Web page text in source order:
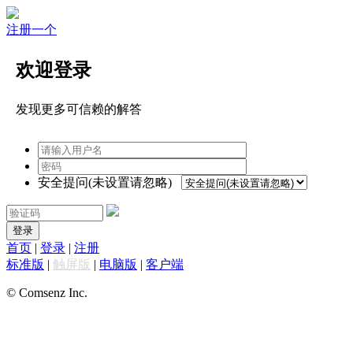
注册一个
欢迎登录
发现更多可信赖的解答
安全提问(未设置请忽略)
登录
首页 | 登录 | 注册
标准版 | 触屏版 | 电脑版 | 客户端
© Comsenz Inc.